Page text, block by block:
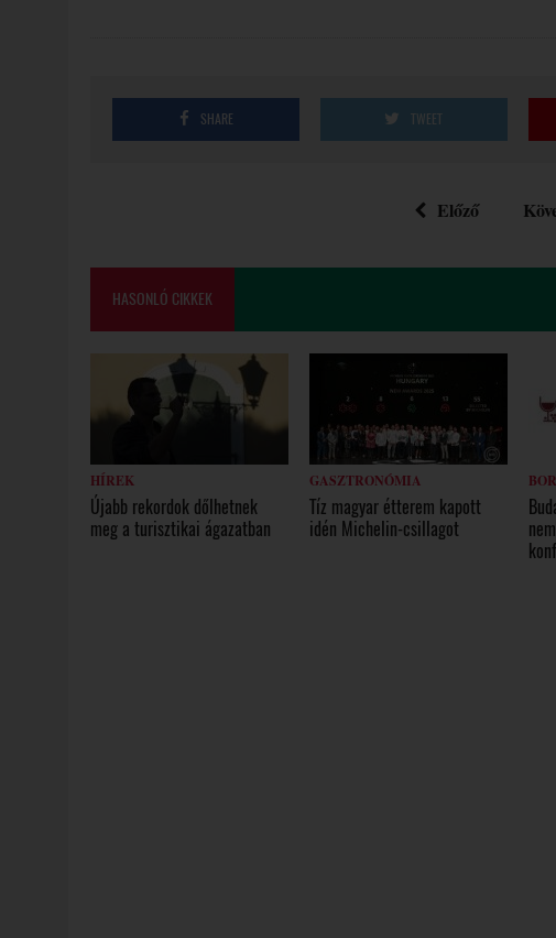
SHARE TWEET
Előző
HASONLÓ CIKKEK
HÍREK
Újabb rekordok dőlhetnek
meg a turisztikai ágazatban
GASZTRONÓMIA
Tíz magyar étterem kapott
idén Michelin-csillagot